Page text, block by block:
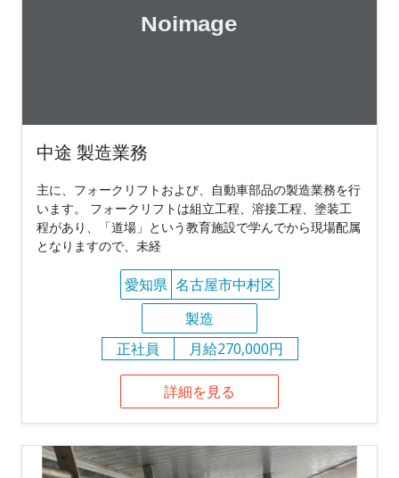
中途 製造業務
主に、フォークリフトおよび、自動車部品の製造業務を行
います。 フォークリフトは組立工程、溶接工程、塗装工
程があり、「道場」という教育施設で学んでから現場配属
となりますので、未経
愛知県 名古屋市中村区
製造
正社員
月給270,000円
詳細を見る